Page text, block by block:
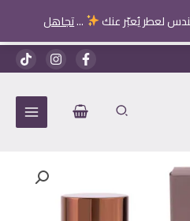
لعطر يُعبّر عنك ...تجاهل